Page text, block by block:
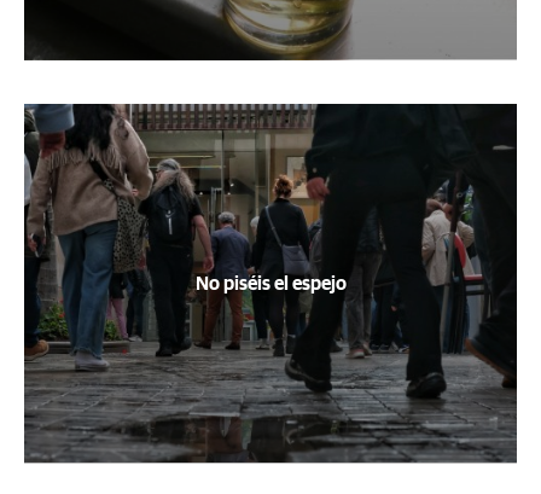
No piséis el espejo